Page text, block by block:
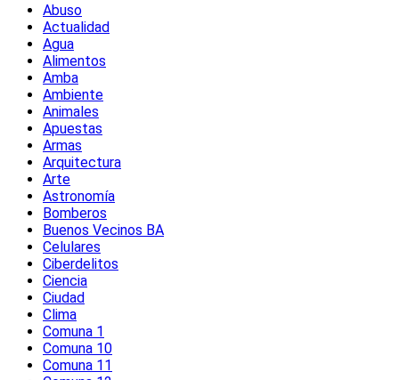
Abuso
Actualidad
Agua
Alimentos
Amba
Ambiente
Animales
Apuestas
Armas
Arquitectura
Arte
Astronomía
Bomberos
Buenos Vecinos BA
Celulares
Ciberdelitos
Ciencia
Ciudad
Clima
Comuna 1
Comuna 10
Comuna 11